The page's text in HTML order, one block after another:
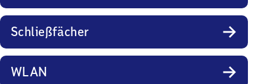
Schließfächer
WLAN